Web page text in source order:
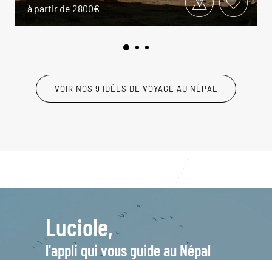
à partir de 2800€
VOIR NOS 9 IDÉES DE VOYAGE AU NÉPAL
Luciole,
l'appli qui vous guide au Népal